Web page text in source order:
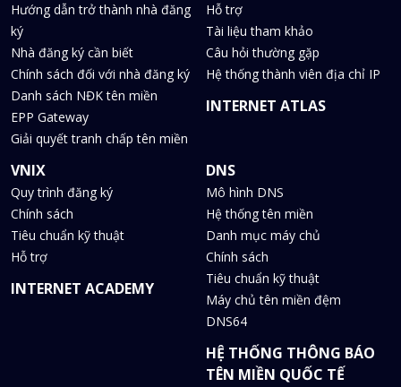
Hướng dẫn trở thành nhà đăng
ký
Nhà đăng ký cần biết
Chính sách đối với nhà đăng ký
Danh sách NĐK tên miền
EPP Gateway
Giải quyết tranh chấp tên miền
Hỗ trợ
Tài liệu tham khảo
Câu hỏi thường gặp
Hệ thống thành viên địa chỉ IP
INTERNET ATLAS
VNIX
Quy trình đăng ký
Chính sách
Tiêu chuẩn kỹ thuật
Hỗ trợ
INTERNET ACADEMY
DNS
Mô hình DNS
Hệ thống tên miền
Danh mục máy chủ
Chính sách
Tiêu chuẩn kỹ thuật
Máy chủ tên miền đệm
DNS64
HỆ THỐNG THÔNG BÁO
TÊN MIỀN QUỐC TẾ